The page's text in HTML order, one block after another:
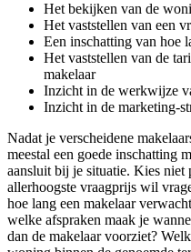
Het bekijken van de
Het vaststellen van een
Een inschatting van hoe
Het vaststellen van de
makelaar
Inzicht in de werkwijze
Inzicht in de marketing-
Nadat je verscheidene
meestal een goede inschatting
aansluit bij je situatie. Kies niet
allerhoogste vraagprijs wil
hoe lang een makelaar
welke afspraken maak je
dan de makelaar voorziet?